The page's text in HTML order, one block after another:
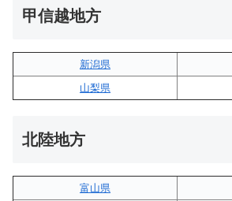
甲信越地方
新潟県
山梨県
北陸地方
富山県